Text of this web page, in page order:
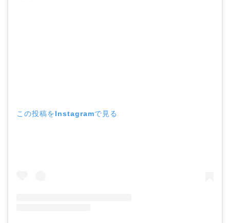
この投稿をInstagramで見る